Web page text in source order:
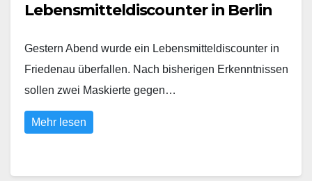
Lebensmitteldiscounter in Berlin
Gestern Abend wurde ein Lebensmitteldiscounter in
Friedenau überfallen. Nach bisherigen Erkenntnissen
sollen zwei Maskierte gegen…
Mehr lesen